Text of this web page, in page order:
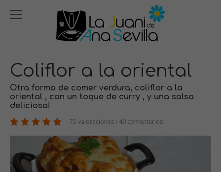
Coliflor a la oriental
Otra forma de comer verdura, coliflor a la
oriental , con un toque de curry , y una salsa
deliciosa!
75 valoraciones / 49 comentarios